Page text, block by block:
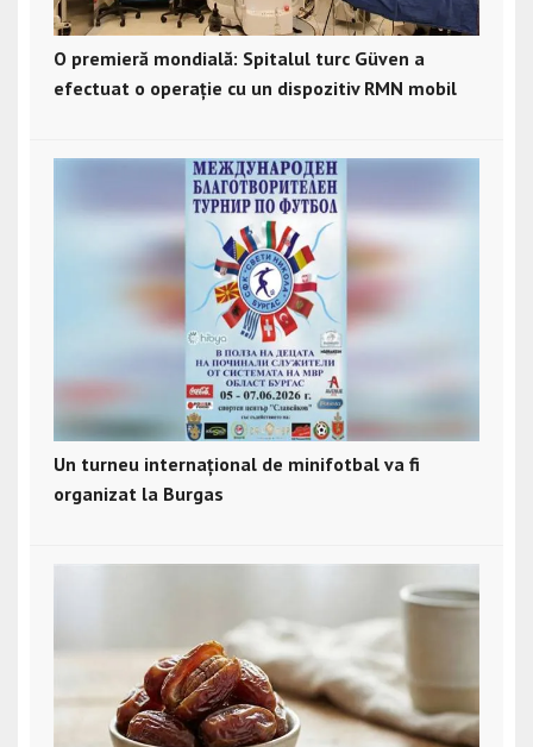
O premieră mondială: Spitalul turc Güven a
efectuat o operație cu un dispozitiv RMN mobil
Un turneu internațional de minifotbal va fi
organizat la Burgas